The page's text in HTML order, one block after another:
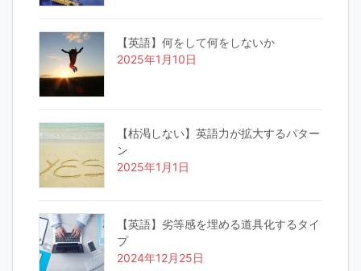
【英語】何をして何をしないか
2025年1月10日
【枯渇しない】英語力が拡大するパター
ン
2025年1月1日
【英語】劣等感を埋める道具化するタイ
プ
2024年12月25日